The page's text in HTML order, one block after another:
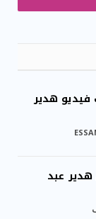
هدير
عبد